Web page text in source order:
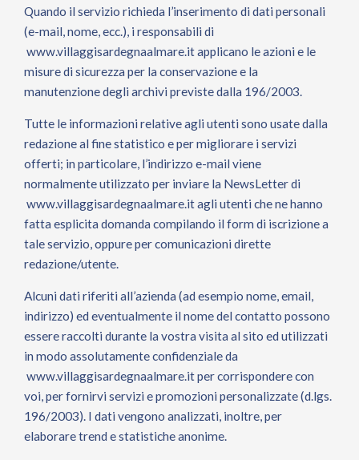
Quando il servizio richieda l’inserimento di dati personali
(e-mail, nome, ecc.), i responsabili di
www.villaggisardegnaalmare.itapplicano le azioni e le
misure di sicurezza per la conservazione e la
manutenzione degli archivi previste dalla 196/2003.
Tutte le informazioni relative agli utenti sono usate dalla
redazione al fine statistico e per migliorare i servizi
offerti; in particolare, l’indirizzo e-mail viene
normalmente utilizzato per inviare la NewsLetter di
www.villaggisardegnaalmare.itagli utenti che ne hanno
fatta esplicita domanda compilando il form di iscrizione a
tale servizio, oppure per comunicazioni dirette
redazione/utente.
Alcuni dati riferiti all’azienda (ad esempio nome, email,
indirizzo) ed eventualmente il nome del contatto possono
essere raccolti durante la vostra visita al sito ed utilizzati
in modo assolutamente confidenziale da
www.villaggisardegnaalmare.itper corrispondere con
voi, per fornirvi servizi e promozioni personalizzate (d.lgs.
196/2003). I dati vengono analizzati, inoltre, per
elaborare trend e statistiche anonime.